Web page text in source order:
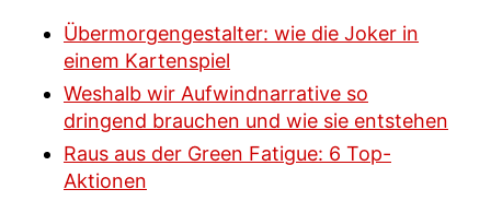
Übermorgengestalter: wie die Joker in
einem Kartenspiel
Weshalb wir Aufwindnarrative so
dringend brauchen und wie sie entstehen
Raus aus der Green Fatigue: 6 Top-
Aktionen